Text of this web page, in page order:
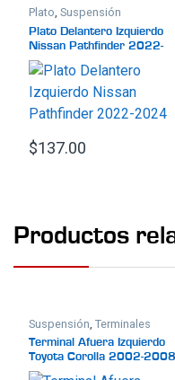
Plato,Suspensión
Plato Delantero Izquierdo
Nissan Pathfinder 2022-
2024
$137.00
Productos
Suspensión ,Terminales
Terminal Afuera Izquierdo
Toyota Corolla 2002-2008